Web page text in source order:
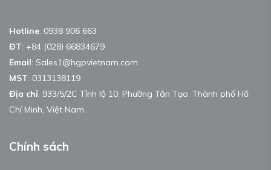
Hotline: 0938 906 663
ĐT: +84 (028) 66834679
Email: Sales1@hgpvietnam.com
MST: 0313138119
Địa chỉ: 933/5/2C Tỉnh lộ 10, Phường Tân Tạo, Thành phố Hồ
Chí Minh, Việt Nam.
Chính sách